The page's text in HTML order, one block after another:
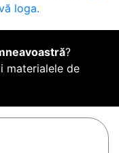
loga.
?
materialele de